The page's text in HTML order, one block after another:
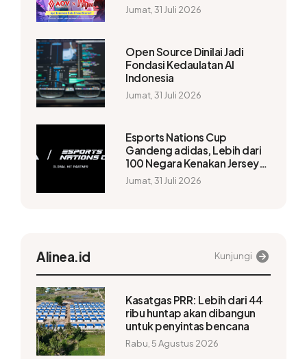
Jumat, 31 Juli 2026
Open Source Dinilai Jadi
Fondasi Kedaulatan AI
Indonesia
Jumat, 31 Juli 2026
Esports Nations Cup
Gandeng adidas, Lebih dari
100 Negara Kenakan Jersey
Resmi
Jumat, 31 Juli 2026
Alinea.id Kunjungi
Kasatgas PRR: Lebih dari 44
ribu huntap akan dibangun
untuk penyintas bencana
Rabu, 5 Agustus 2026